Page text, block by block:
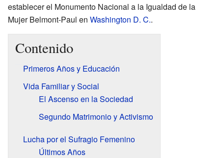
establecer el Monumento Nacional a la Igualdad de la
Mujer Belmont-Paul en Washington D. C..
Contenido
Primeros Años y Educación
Vida Familiar y Social
El Ascenso en la Sociedad
Segundo Matrimonio y Activismo
Lucha por el Sufragio Femenino
Últimos Años